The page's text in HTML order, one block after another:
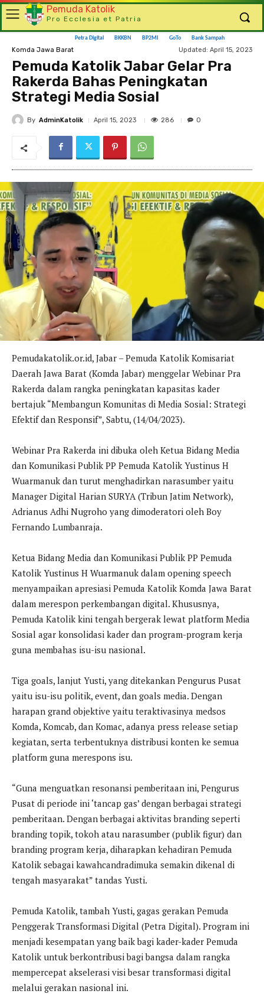
Pemuda Katolik
Pro Ecclesia et Patria
Petra Digital BKKBN BP2MI GoTo Bank Sampah
Komda Jawa Barat Updated: April 15, 2023
Pemuda Katolik Jabar Gelar Pra
Rakerda Bahas Peningkatan
Strategi Media Sosial
By AdminKatolik April 15, 2023 286 0
Pemudakatolik.or.id, Jabar – Pemuda Katolik Komisariat
Daerah Jawa Barat (Komda Jabar) menggelar Webinar Pra
Rakerda dalam rangka peningkatan kapasitas kader
bertajuk “Membangun Komunitas di Media Sosial: Strategi
Efektif dan Responsif”, Sabtu, (14/04/2023).
Webinar Pra Rakerda ini dibuka oleh Ketua Bidang Media
dan Komunikasi Publik PP Pemuda Katolik Yustinus H
Wuarmanuk dan turut menghadirkan narasumber yaitu
Manager Digital Harian SURYA (Tribun Jatim Network),
Adrianus Adhi Nugroho yang dimoderatori oleh Boy
Fernando Lumbanraja.
Ketua Bidang Media dan Komunikasi Publik PP Pemuda
Katolik Yustinus H Wuarmanuk dalam opening speech
menyampaikan apresiasi Pemuda Katolik Komda Jawa Barat
dalam merespon perkembangan digital. Khususnya,
Pemuda Katolik kini tengah bergerak lewat platform Media
Sosial agar konsolidasi kader dan program-program kerja
guna membahas isu-isu nasional.
Tiga goals, lanjut Yusti, yang ditekankan Pengurus Pusat
yaitu isu-isu politik, event, dan goals media. Dengan
harapan grand objektive yaitu teraktivasinya medsos
Komda, Komcab, dan Komac, adanya press release setiap
kegiatan, serta terbentuknya distribusi konten ke semua
platform guna merespons isu.
“Guna menguatkan resonansi pemberitaan ini, Pengurus
Pusat di periode ini ‘tancap gas’ dengan berbagai strategi
pemberitaan. Dengan berbagai aktivitas branding seperti
branding topik, tokoh atau narasumber (publik figur) dan
branding program kerja, diharapkan kehadiran Pemuda
Katolik sebagai kawahcandradimuka semakin dikenal di
tengah masyarakat” tandas Yusti.
Pemuda Katolik, tambah Yusti, gagas gerakan Pemuda
Penggerak Transformasi Digital (Petra Digital). Program ini
menjadi kesempatan yang baik bagi kader-kader Pemuda
Katolik untuk berkontribusi bagi bangsa dalam rangka
mempercepat akselerasi visi besar transformasi digital
melalui gerakan nasional ini.